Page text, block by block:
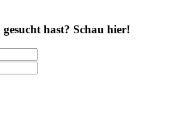
hast? Schau hier!